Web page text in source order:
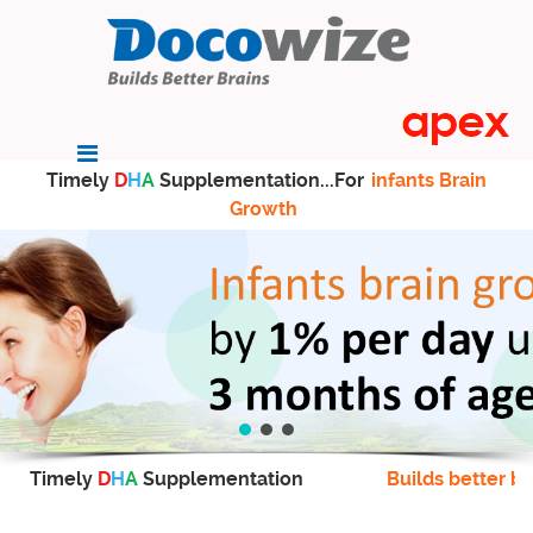
Timely DHA Supplementation...For infants Brain
Growth
Timely DHA Supplementation Builds better